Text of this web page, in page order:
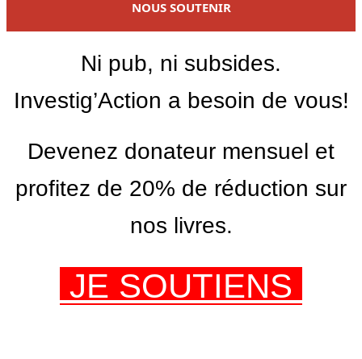
NOUS SOUTENIR
Ni pub, ni subsides.
Investig’Action a besoin de vous!
Devenez donateur mensuel et
profitez de 20% de réduction sur
nos livres.
JE SOUTIENS